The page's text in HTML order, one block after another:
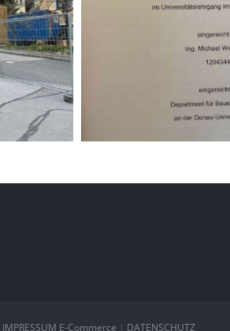
IMPRESSUM E-Commerce | DATENSCHUTZ